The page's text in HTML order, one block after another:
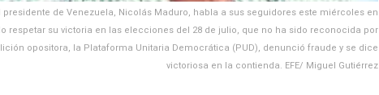
El presidente de Venezuela, Nicolás Maduro, habla a sus seguidores este miércoles en
respetar su victoria en las elecciones del 28 de julio, que no ha sido reconocida por
opositora, la Plataforma Unitaria Democrática (PUD), denunció fraude y se dice
victoriosa en la contienda. EFE/ Miguel Gutiérrez